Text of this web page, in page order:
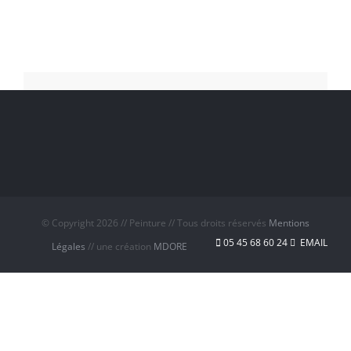
© Copyright 2026 // Peinture // Tous droits réservés Mentions
Légales // une création MDORE 05 45 68 60 24 EMAIL